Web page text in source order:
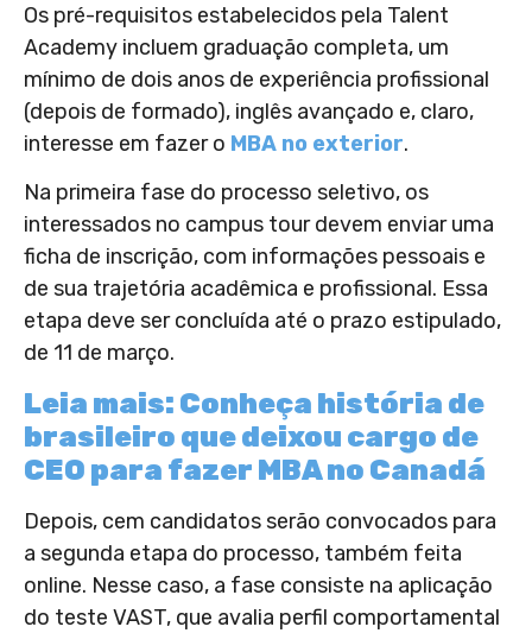
Os pré-requisitos estabelecidos pela Talent
Academy incluem graduação completa, um
mínimo de dois anos de experiência profissional
(depois de formado), inglês avançado e, claro,
interesse em fazer o MBA no exterior.
Na primeira fase do processo seletivo, os
interessados no campus tour devem enviar uma
ficha de inscrição, com informações pessoais e
de sua trajetória acadêmica e profissional. Essa
etapa deve ser concluída até o prazo estipulado,
de 11 de março.
Leia mais: Conheça história de
brasileiro que deixou cargo de
CEO para fazer MBA no Canadá
Depois, cem candidatos serão convocados para
a segunda etapa do processo, também feita
online. Nesse caso, a fase consiste na aplicação
do teste VAST, que avalia perfil comportamental